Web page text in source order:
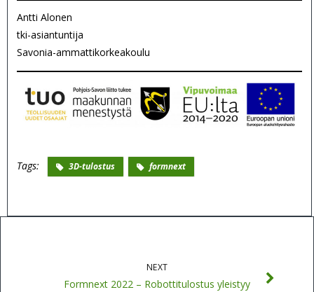
Antti Alonen
tki-asiantuntija
Savonia-ammattikorkeakoulu
Tags: 3D-tulostus formnext
NEXT
Formnext 2022 – Robottitulostus yleistyy